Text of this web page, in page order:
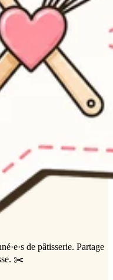
de pâtisserie. Partage
✂️